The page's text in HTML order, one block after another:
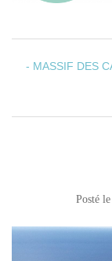
- MASSIF DES
Posté le